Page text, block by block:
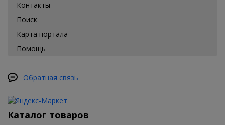
Контакты
Поиск
Карта портала
Помощь
Обратная связь
Каталог товаров